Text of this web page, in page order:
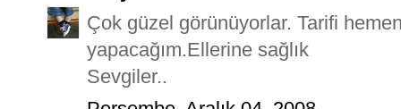
Çok güzel görünüyorlar. Tarifi
yapacağım.Ellerine sağlık
Sevgiler..